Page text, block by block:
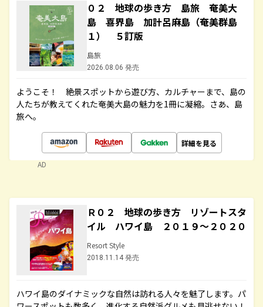
０２ 地球の歩き方 島旅 奄美大
島 喜界島 加計呂麻島（奄美群島
１） ５訂版
島旅
2026.08.06 発売
ようこそ！ 絶景スポットから遊び方、カルチャーまで、島の
人たちが教えてくれた奄美大島の魅力を1冊に凝縮。さあ、島
旅へ。
詳細を見る
AD
Ｒ０２ 地球の歩き方 リゾートスタ
イル ハワイ島 ２０１９～２０２０
Resort Style
2018.11.14 発売
ハワイ島のダイナミックな自然は訪れる人々を魅了します。パ